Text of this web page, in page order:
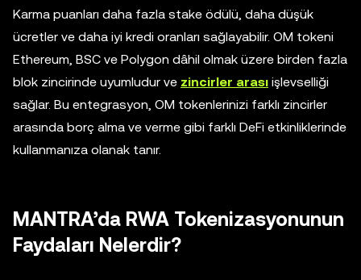
Karma puanları daha fazla stake ödülü, daha düşük
ücretler ve daha iyi kredi oranları sağlayabilir. OM tokeni
Ethereum, BSC ve Polygon dâhil olmak üzere birden fazla
blok zincirinde uyumludur ve zincirler arası işlevselliği
sağlar. Bu entegrasyon, OM tokenlerinizi farklı zincirler
arasında borç alma ve verme gibi farklı DeFi etkinliklerinde
kullanmanıza olanak tanır.
MANTRA’da RWA Tokenizasyonunun
Faydaları Nelerdir?